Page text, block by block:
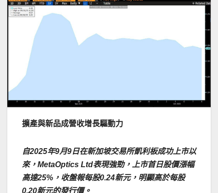
擴產與新品成營收增長驅動力
自2025年9月9日在新加坡交易所凱利板成功上市以
來，MetaOptics Ltd表現強勁，上市首日股價漲幅
高達25%，收盤報每股0.24新元，明顯高於每股
0.20新元的發行價。